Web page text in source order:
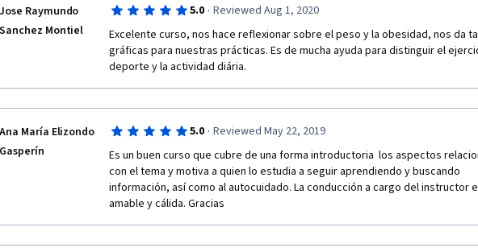
Jose Raymundo
Sanchez Montiel
5.0 · Reviewed Aug 1, 2020
Excelente curso, nos hace reflexionar sobre el peso y la obesidad, nos da
gráficas para nuestras prácticas. Es de mucha ayuda para distinguir el
deporte y la actividad diária.
Ana María Elizondo
Gasperín
5.0 · Reviewed May 22, 2019
Es un buen curso que cubre de una forma introductoria  los aspectos
con el tema y motiva a quien lo estudia a seguir aprendiendo y buscando
información, así como al autocuidado. La conducción a cargo del instructor
amable y cálida. Gracias